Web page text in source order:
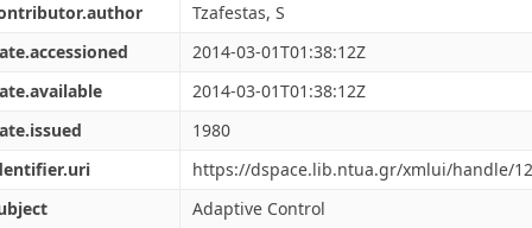
Tzafestas, S
2014-03-01T01:38:12Z
2014-03-01T01:38:12Z
1980
https://dspace.lib.ntua.gr/xmlui/handle/
Adaptive Control